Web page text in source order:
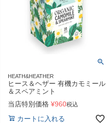
HEATH&HEATHER
ヒース＆ヘザー 有機カモミール
＆スペアミント
当店特別価格 ¥960税込
カートに入れる